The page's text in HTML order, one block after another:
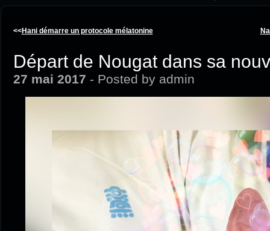
<<Hani démarre un protocole mélatonine
Départ de Nougat dans sa
27 mai 2017 - Posted by admin